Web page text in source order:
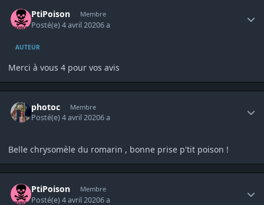
PtiPoison Membre
Posté(e)4 avril 20206 a
AUTEUR
Merci à vous 4 pour vos avis
photoc Membre
Posté(e)4 avril 20206 a
Belle chrysomèle du romarin , bonne prise p'tit poison !
PtiPoison Membre
Posté(e)4 avril 20206 a